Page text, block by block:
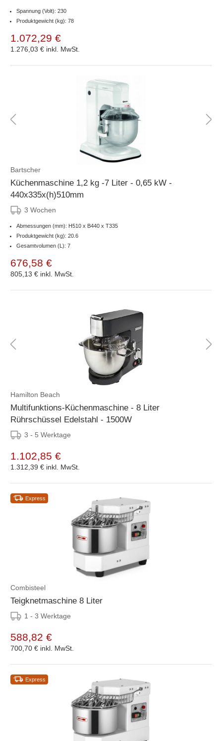
Spannung (Volt): 230
Produktgewicht (kg): 78
1.072,29 €
1.276,03 € inkl. MwSt.
Bartscher
Küchenmaschine 1,2 kg -7 Liter - 0,65 kW -
440x335x(h)510mm
3 Wochen
Abmessungen (mm): H510 x B440 x T335
Produktgewicht (kg): 20.6
Gesamtvolumen (L): 7
676,58 €
805,13 € inkl. MwSt.
Hamilton Beach
Multifunktions-Küchenmaschine - 8 Liter
Rührschüssel Edelstahl - 1500W
3 - 5 Werktage
1.102,85 €
1.312,39 € inkl. MwSt.
Express
Combisteel
Teigknetmaschine 8 Liter
1 - 3 Werktage
588,82 €
700,70 € inkl. MwSt.
Express